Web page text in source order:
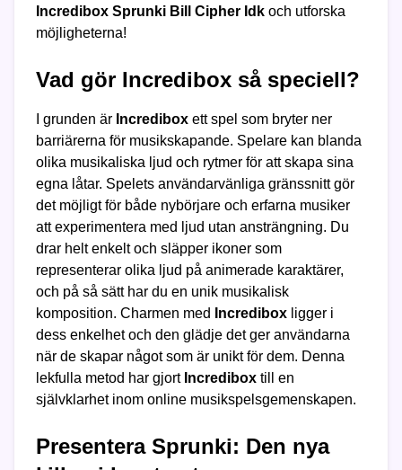
Incredibox Sprunki Bill Cipher Idk och utforska
möjligheterna!
Vad gör Incredibox så speciell?
I grunden är Incredibox ett spel som bryter ner
barriärerna för musikskapande. Spelare kan blanda
olika musikaliska ljud och rytmer för att skapa sina
egna låtar. Spelets användarvänliga gränssnitt gör
det möjligt för både nybörjare och erfarna musiker
att experimentera med ljud utan ansträngning. Du
drar helt enkelt och släpper ikoner som
representerar olika ljud på animerade karaktärer,
och på så sätt har du en unik musikalisk
komposition. Charmen med
Incredibox ligger i
dess enkelhet och den glädje det ger användarna
när de skapar något som är unikt för dem. Denna
lekfulla metod har gjort Incredibox till en
självklarhet inom online musikspelsgemenskapen.
Presentera Sprunki: Den nya